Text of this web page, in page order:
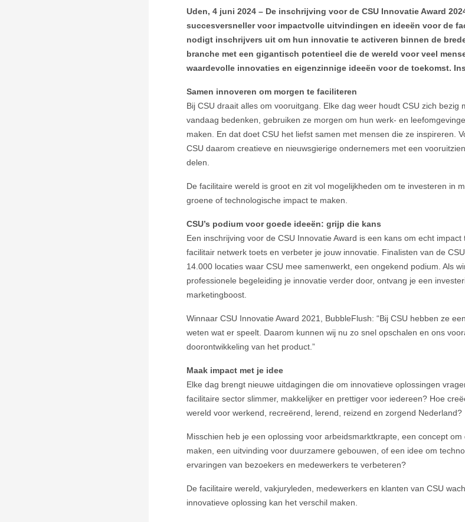
Uden, 4 juni 2024 – De inschrijving voor de CSU Innovatie Award
succesversneller voor impactvolle uitvindingen en ideeën voor de
nodigt inschrijvers uit om hun innovatie te activeren binnen de
branche met een gigantisch potentieel die de wereld voor veel
waardevolle innovaties en eigenzinnige ideeën voor de toekomst.
Samen innoveren om morgen te faciliteren
Bij CSU draait alles om vooruitgang. Elke dag weer houdt CSU zich bezig
vandaag bedenken, gebruiken ze morgen om hun werk- en
maken. En dat doet CSU het liefst samen met mensen die ze inspireren.
CSU daarom creatieve en nieuwsgierige ondernemers met een
delen.
De facilitaire wereld is groot en zit vol mogelijkheden om te investeren in
groene of technologische impact te maken.
CSU’s podium voor goede ideeën: grijp die kans
Een inschrijving voor de CSU Innovatie Award is een kans om echt
facilitair netwerk toets en verbeter je jouw innovatie. Finalisten van de
14.000 locaties waar CSU mee samenwerkt, een ongekend podium. Als
professionele begeleiding je innovatie verder door, ontvang je een
marketingboost.
Winnaar CSU Innovatie Award 2021, BubbleFlush: “Bij CSU hebben ze
weten wat er speelt. Daarom kunnen wij nu zo snel opschalen en ons
doorontwikkeling van het product.”
Maak impact met je idee
Elke dag brengt nieuwe uitdagingen die om innovatieve oplossingen
facilitaire sector slimmer, makkelijker en prettiger voor iedereen? Hoe
wereld voor werkend, recreërend, lerend, reizend en zorgend Nederland?
Misschien heb je een oplossing voor arbeidsmarktkrapte, een concept
maken, een uitvinding voor duurzamere gebouwen, of een idee om
ervaringen van bezoekers en medewerkers te verbeteren?
De facilitaire wereld, vakjuryleden, medewerkers en klanten van CSU
innovatieve oplossing kan het verschil maken.